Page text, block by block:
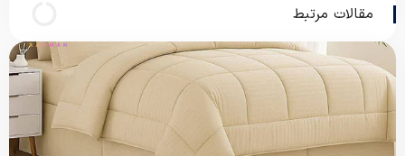
مقالات مرتبط